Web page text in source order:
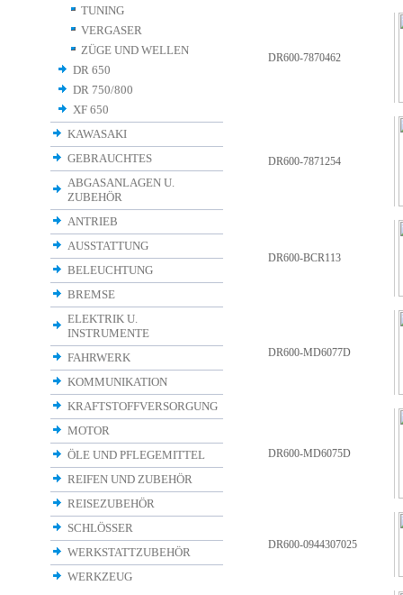
TUNING
VERGASER
ZÜGE UND WELLEN
DR 650
DR 750/800
XF 650
KAWASAKI
GEBRAUCHTES
ABGASANLAGEN U.
ZUBEHÖR
ANTRIEB
AUSSTATTUNG
BELEUCHTUNG
BREMSE
ELEKTRIK U.
INSTRUMENTE
FAHRWERK
KOMMUNIKATION
KRAFTSTOFFVERSORGUNG
MOTOR
ÖLE UND PFLEGEMITTEL
REIFEN UND ZUBEHÖR
REISEZUBEHÖR
SCHLÖSSER
WERKSTATTZUBEHÖR
WERKZEUG
DR600-7870462
DR600-7871254
DR600-BCR113
DR600-MD6077D
DR600-MD6075D
DR600-0944307025